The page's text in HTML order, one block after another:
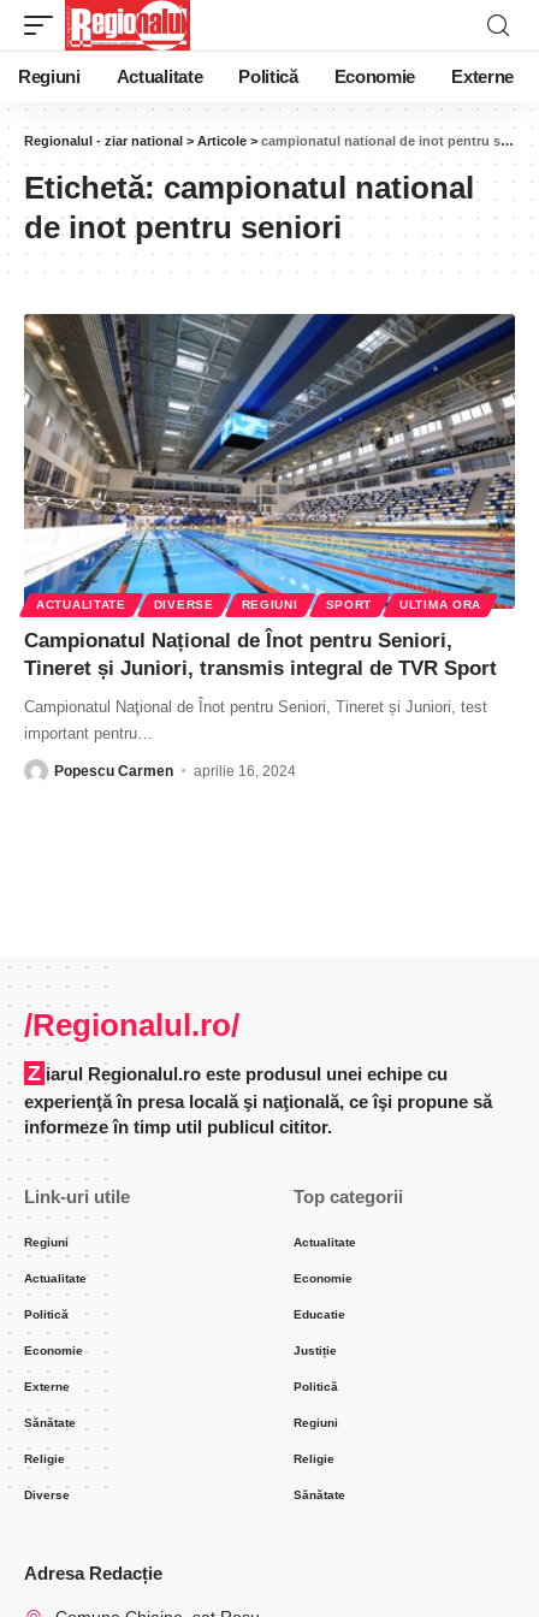
Regiuni Actualitate Politică Economie Externe
Regionalul - ziar national > Articole > campionatul national de inot pentru seniori
Etichetă: campionatul national
de inot pentru seniori
ACTUALITATE DIVERSE REGIUNI SPORT ULTIMA ORA
Campionatul Național de Înot pentru Seniori,
Tineret și Juniori, transmis integral de TVR Sport
Campionatul Naţional de Înot pentru Seniori, Tineret și Juniori, test
important pentru
Popescu Carmen aprilie 16, 2024
/Regionalul.ro/
Ziarul Regionalul.ro este produsul unei echipe cu
experienţă în presa locală şi naţională, ce îşi propune să
informeze în timp util publicul cititor.
Link-uri utile
Regiuni
Actualitate
Politică
Economie
Externe
Sănătate
Religie
Diverse
Top categorii
Actualitate
Economie
Educatie
Justiție
Politică
Regiuni
Religie
Sănătate
Adresa Redacție